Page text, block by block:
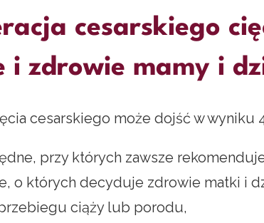
cesarskiego
i zdrowie mamy i
cesarskiego może dojść w wyniku
przy których zawsze
o których decyduje zdrowie matki i
ciąży lub porodu,